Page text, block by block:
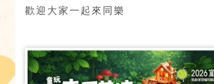
歡迎大家一起來同樂